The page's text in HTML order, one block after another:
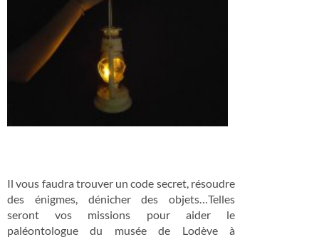
Il vous faudra trouver un code secret, résoudre
des énigmes, dénicher des objets…Telles
seront vos missions pour aider le
paléontologue du musée de Lodève à